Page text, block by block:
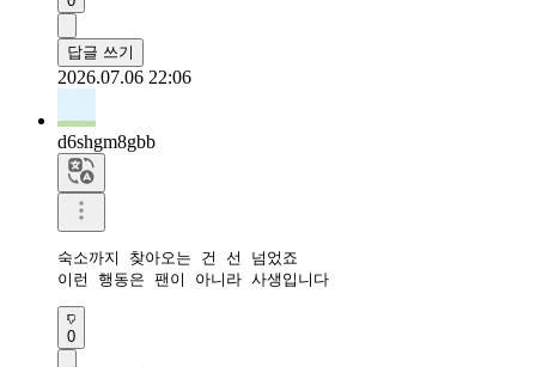
답글 쓰기
2026.07.06 22:06
d6shgm8gbb
숙소까지 찾아오는 건 선 넘었죠
이런 행동은 팬이 아니라 사생입니다
0